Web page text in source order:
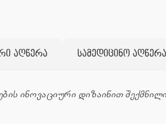
აღწერა სამედიცინო აღწერა
ინოვაციური დიზაინით